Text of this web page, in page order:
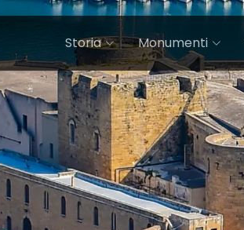
Storia Monumenti